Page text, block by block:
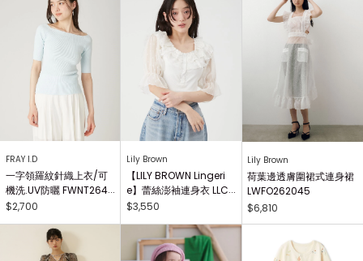
FRAY I.D
一字領羅紋針織上衣/可
機洗.UV防曬 FWNT2640
29
$2,700
Lily Brown
【LILY BROWN Lingeri
e】蕾絲澎袖連身衣 LLC
O262503
$3,550
Lily Brown
荷葉邊透膚圍裙式連身裙
LWFO262045
$6,810